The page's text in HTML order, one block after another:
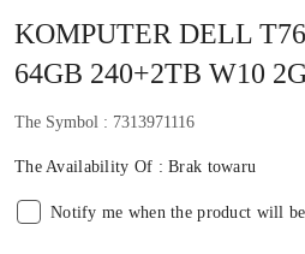
KOMPUTER DELL
64GB 240+2TB W10
The Symbol : 7313971116
The Availability Of :Brak towaru
Notify me when the product will